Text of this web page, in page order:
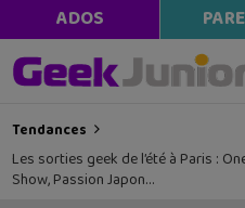
ADOS
Tendances
Les sorties geek de l’été à Paris :
Show, Passion Japon…